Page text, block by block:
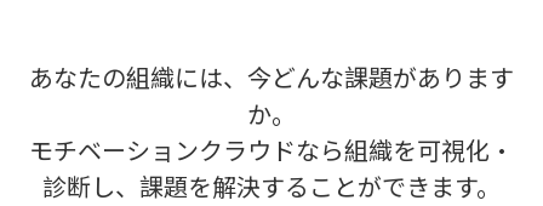
あなたの組織には、今どんな課題があります
か。
モチベーションクラウドなら組織を可視化・
診断し、課題を解決することができます。